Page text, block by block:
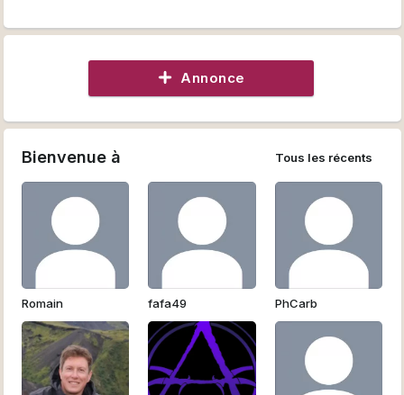
Annonce
Bienvenue à Tous les récents
Romain fafa49 PhCarb